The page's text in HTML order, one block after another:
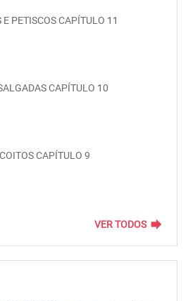
PETISCOS CAPÍTULO 11
CAPÍTULO 10
CAPÍTULO 9
VER TODOS forward